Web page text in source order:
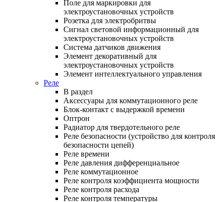
Поле для маркировки для
электроустановочных устройств
Розетка для электробритвы
Сигнал световой информационный для
электроустановочных устройств
Система датчиков движения
Элемент декоративный для
электроустановочных устройств
Элемент интеллектуального управления
Реле
В раздел
Аксессуары для коммутационного реле
Блок-контакт с выдержкой времени
Оптрон
Радиатор для твердотельного реле
Реле безопасности (устройство для контроля
безопасности цепей)
Реле времени
Реле давления дифференциальное
Реле коммутационное
Реле контроля коэффициента мощности
Реле контроля расхода
Реле контроля температуры